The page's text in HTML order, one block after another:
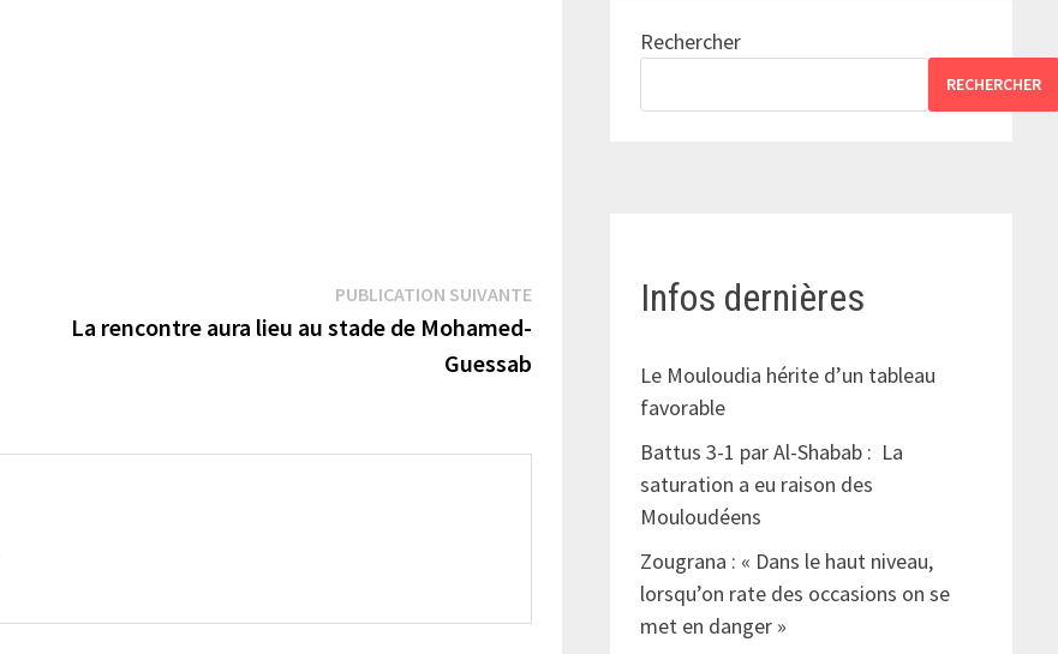
PUBLICATION SUIVANTEPublication
suivante :
La rencontre aura lieu au stade de Mohamed-
Guessab
Rechercher
RECHERCHER
Infos dernières
Le Mouloudia hérite d’un tableau
favorable
Battus 3-1 par Al-Shabab : La
saturation a eu raison des
Mouloudéens
Zougrana : « Dans le haut niveau,
lorsqu’on rate des occasions on se
met en danger »